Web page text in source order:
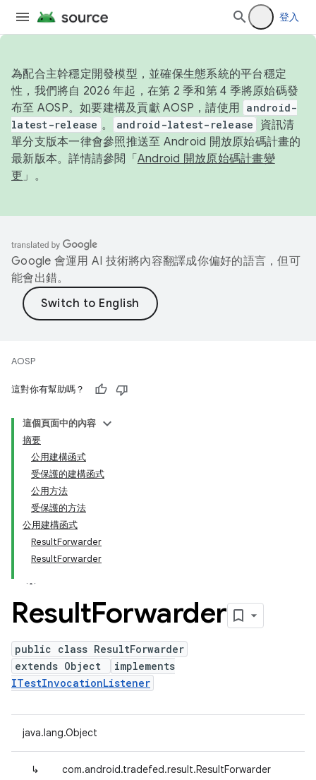
登入
為配合主幹穩定開發模型，並確保生態系統的平台穩定
性，我們將自 2026 年起，在第 2 季和第 4 季將原始碼發
布至 AOSP。如要建構及貢獻 AOSP，請使用 android-
latest-release 。 android-latest-release
資訊清
單分支版本一律會參照推送至 Android 開放原始碼計畫的
最新版本。詳情請參閱「 Android 開放原始碼計畫變
更 」。
Google 會運用 AI 技術將內容翻譯成你偏好的語言，但可
能會出錯。
AOSP
這對你有幫助嗎？
這個頁面中的內容
摘要
公用建構函式
受保護的建構函式
公用方法
受保護的方法
公用建構函式
ResultForwarder
ResultForwarder
ResultForwarder
public class ResultForwarder
extends Object
implements
ITestInvocationListener
java.lang.Object
↳ com.android.tradefed.result.ResultForwarder